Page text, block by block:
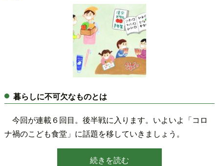
暮らしに不可欠なものとは
今回が連載６回目。後半戦に入ります。いよいよ「コロ
ナ禍のこども食堂」に話題を移していきましょう。
続きを読む